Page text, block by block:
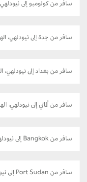
سافر من كولومبو إلى نيودلهي،
سافر من جدة إلى نيودلهي، الهند
سافر من بغداد إلى نيودلهي،
سافر من ألماتي إلى نيودلهي، الهند
سافر من Bangkok إلى نيودلهي، الهند
سافر من Port Sudan إلى نيودلهي، الهند